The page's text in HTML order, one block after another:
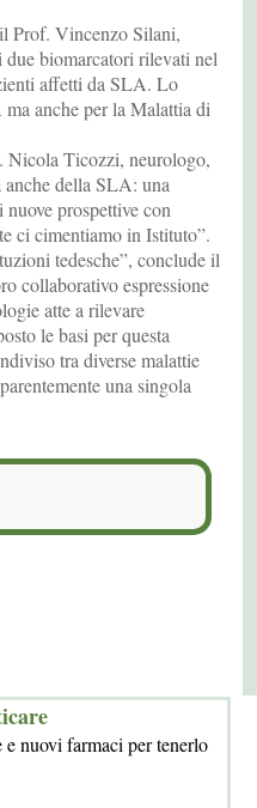
Prof. Vincenzo Silani,
biomarcatori rilevati nel
affetti da SLA. Lo
anche per la Malattia di
Nicola Ticozzi, neurologo,
della SLA: una
prospettive con
ci cimentiamo in Istituto”.
tedesche”, conclude il
collaborativo espressione
atte a rilevare
le basi per questa
tra diverse malattie
una singola
nuovi farmaci per tenerlo